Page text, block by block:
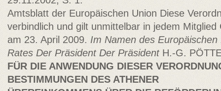
Amtsblatt der Europäischen Union Diese
verbindlich und gilt unmittelbar in jedem
am 23. April 2009. Im Namen des
RatesDer Präsident Der PräsidentH.-G.
FÜR DIE ANWENDUNG DIESER
BESTIMMUNGEN DES ATHENER